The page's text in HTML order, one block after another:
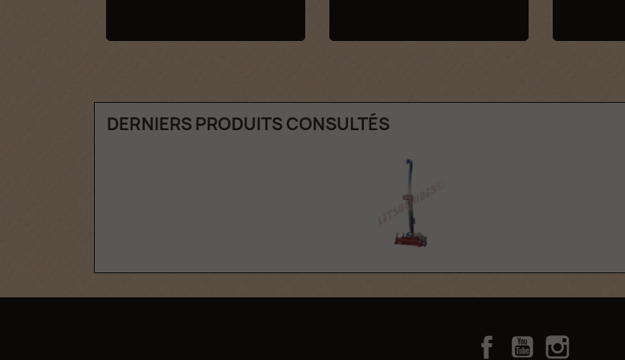
DERNIERS PRODUITS CONSULTÉS
FacebookYouTube